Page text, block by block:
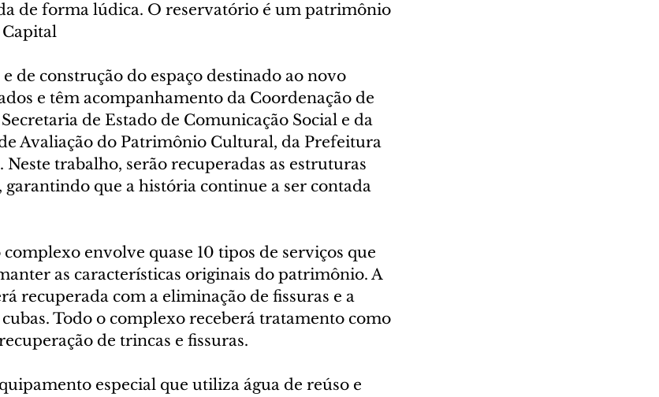
de forma lúdica. O reservatório é um patrimônio
Capital
de construção do espaço destinado ao novo
e têm acompanhamento da Coordenação de
de Estado de Comunicação Social e da
Avaliação do Patrimônio Cultural, da Prefeitura
Neste trabalho, serão recuperadas as estruturas
que a história continue a ser contada
envolve quase 10 tipos de serviços que
as características originais do patrimônio. A
recuperada com a eliminação de fissuras e a
Todo o complexo receberá tratamento como
de trincas e fissuras.
especial que utiliza água de reúso e